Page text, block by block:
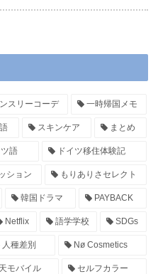
スリーコーデ 一時帰国メモ
スキンケア まとめ
語 ドイツ移住体験記
ション もりありさセレクト
韓国ドラマ PAYBACK
Netflix 語学学校 SDGs
人種差別 Nø Cosmetics
モバイル セルフカラー